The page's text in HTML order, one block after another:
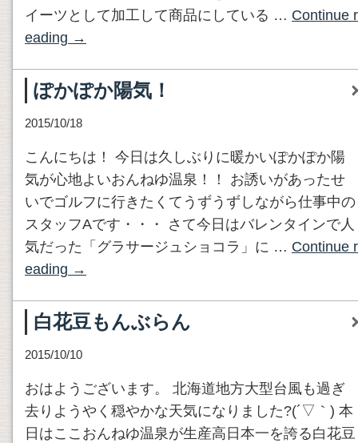
イーツとして加工して商品にしている … Continue r
eading →
ぽかぽか陽気！
2015/10/18
こんにちは！ 今日は久しぶりに暖かいぽかぽか陽
気が心地よいおんねゆ温泉！！ お誘いがあったせ
いでゴルフに行きたくてうずうずしながら仕事中の
スタッフAです・・・ さて今日はバレンタインで人
気だった「グラサージュショコラ」に … Continue r
eading →
白花豆もんぶらん
2015/10/10
おはようございます。 北海道地方大型台風も過ぎ
去りようやく穏やかな天気になりました?(´▽｀) 本
日はここおんねゆ温泉が生産高日本一を誇る白花豆